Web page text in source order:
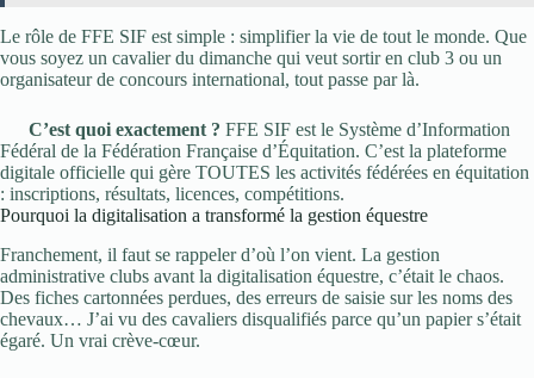
Le rôle de FFE SIF est simple : simplifier la vie de tout le monde. Que
vous soyez un cavalier du dimanche qui veut sortir en club 3 ou un
organisateur de concours international, tout passe par là.
C’est quoi exactement ? FFE SIF est le Système d’Information
Fédéral de la Fédération Française d’Équitation. C’est la plateforme
digitale officielle qui gère TOUTES les activités fédérées en équitation
: inscriptions, résultats, licences, compétitions.
Pourquoi la digitalisation a transformé la gestion équestre
Franchement, il faut se rappeler d’où l’on vient. La gestion
administrative clubs avant la digitalisation équestre, c’était le chaos.
Des fiches cartonnées perdues, des erreurs de saisie sur les noms des
chevaux… J’ai vu des cavaliers disqualifiés parce qu’un papier s’était
égaré. Un vrai crève-cœur.